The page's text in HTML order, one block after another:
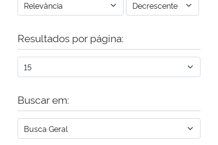
Resultados por página:
Buscar em: